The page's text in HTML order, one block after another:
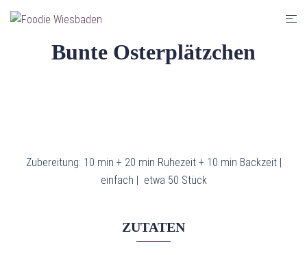
Zum
Inhalt
Bunte Osterplätzchen
Zubereitung: 10 min + 20 min Ruhezeit + 10 min Backzeit |
einfach | etwa 50 Stück
ZUTATEN